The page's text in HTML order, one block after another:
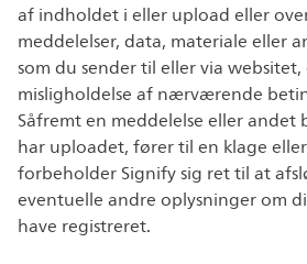
af indholdet i eller upload eller
meddelelser, data, materiale eller
som du sender til eller via
misligholdelse af nærværende
Såfremt en meddelelse eller
har uploadet, fører til en klage
forbeholder Signify sig ret til at
eventuelle andre oplysninger om
have registreret.